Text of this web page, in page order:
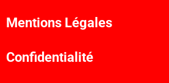
Mentions Légales
Confidentialité